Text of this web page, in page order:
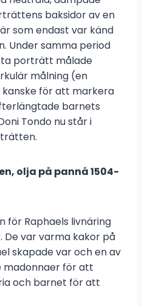
baksidor av en
som endast var känd
Under samma period
porträtt målade
målning (en
för att markera
barnets
Tondo nu står i
olja på pannå 1504-
för Raphaels livnäring
De var varma kakor på
skapade var och en av
madonnaer för att
och barnet för att